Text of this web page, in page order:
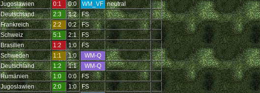
Jugoslawien 0:1 0:0 WM_VF neutral
Deutschland 2:3 1:2 FS
.
Frankreich 2:2 0:2 FS
.
Schweiz 5:1 2:1 FS
.
Brasilien 1:2 1:0 FS
.
Schweden 1:1 1:0 WM-Q
.
Deutschland 1:2 1:1 WM-Q
.
Rumänien 1:0 0:0 FS
.
Jugoslawien 2:0 1:0 FS
.